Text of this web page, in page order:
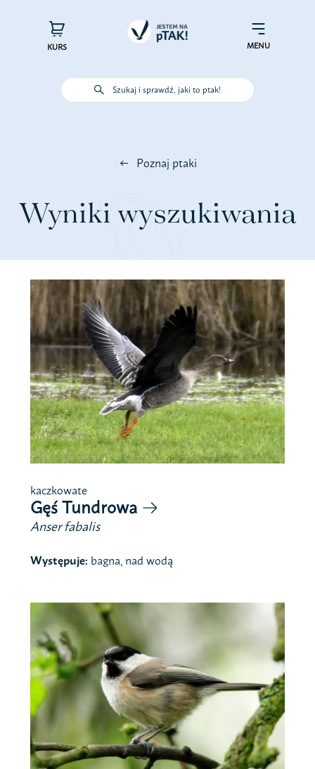
KURS MENU
Szukaj i sprawdź, jaki to ptak!
Poznaj ptaki
Poznaj nas – zespół Jestem na
pTAK!
Sprawdź efekty
Poznaj ptaki
Wyniki wyszukiwania
kaczkowate
Gęś Tundrowa
Anser fabalis
Występuje: bagna, nad wodą